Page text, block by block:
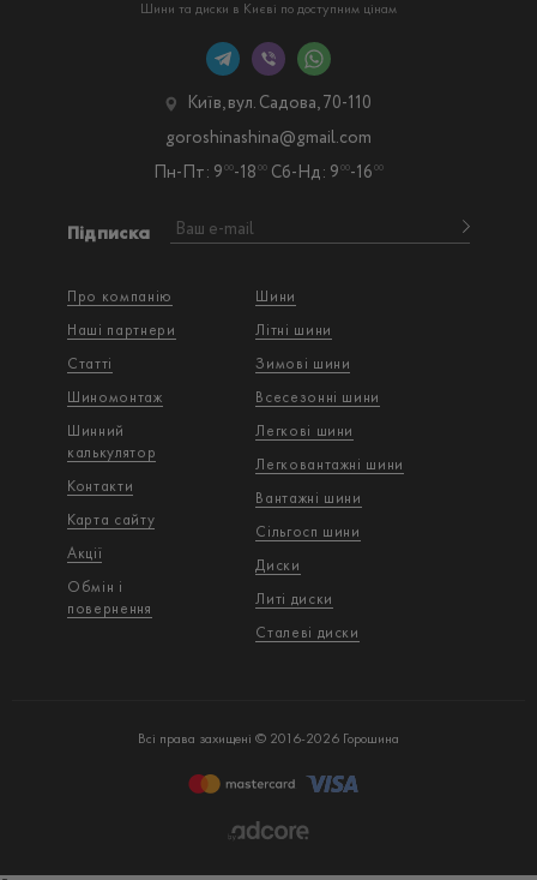
Шини та диски в Києві по доступним цінам
Про компанію
Наші партнери
Статті
Шиномонтаж
Шинний
калькулятор
Контакти
Карта сайту
Акції
Обмін і
повернення
Шини
Літні шини
Зимові шини
Всесезонні шини
Легкові шини
Легковантажнi шини
Вантажнi шини
Сільгосп шини
Диски
Литі диски
Сталеві диски
Підписка
Київ, вул. Садова, 70-110
Пн-Пт: 9 00-18 00 Сб-Нд: 9 00-16 00
goroshinashina@gmail.com
Всі права захищені © 2016-2026 Горошина